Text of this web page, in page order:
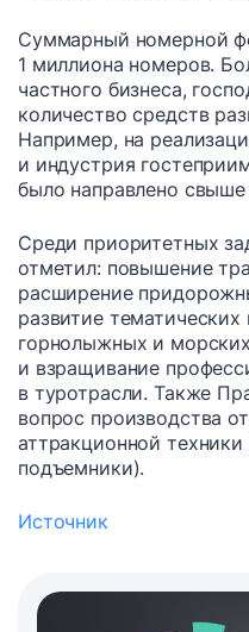
Суммарный номерной
1 миллиона номеров.
частного бизнеса,
количество средств
Например, на
и индустрия
было направлено
Среди приоритетных
отметил: повышение
расширение
развитие тематических
горнолыжных и
и взращивание
в туротрасли. Также
вопрос производства
аттракционной
подъемники).
Источник